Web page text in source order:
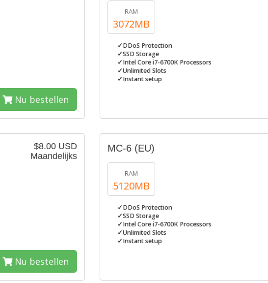
Nu bestellen
RAM
3072MB
✓DDoS Protection
✓SSD Storage
✓Intel Core i7-6700K Processors
✓Unlimited Slots
✓Instant setup
$8.00 USD
Maandelijks
Nu bestellen
MC-6 (EU)
RAM
5120MB
✓DDoS Protection
✓SSD Storage
✓Intel Core i7-6700K Processors
✓Unlimited Slots
✓Instant setup